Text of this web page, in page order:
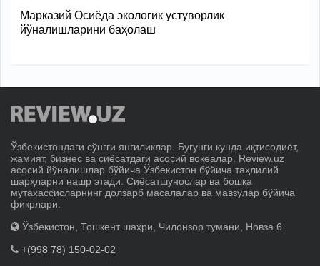
Марказий Осиёда экологик устуворлик
йўналишларини баҳолаш
Ўзбекистондаги сўнгги янгиликлар. Бугунги кунда иқтисодиёт,
жамият, бизнес ва сиёсатдаги асосий воқеалар. Review.uz
асосий йўналишлар бўйича Ўзбекистон бўйича таҳлилий
шарҳларни нашр этади. Сиёсатшунослар ва бошқа
мутахассисларнинг долзарб масалалар ва мавзулар бўйича
фикрлари.
Ўзбекистон, Тошкент шаҳри, Чилонзор тумани, Новза 6
+(998 78) 150-02-02